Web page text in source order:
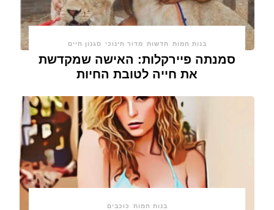
בנות חמות חדשות מדור חינוכי סגנון חיים
סמנתה פיירקלות: האישה שמקדשת
את חייה לטובת החיות
בנות חמות כוכבים